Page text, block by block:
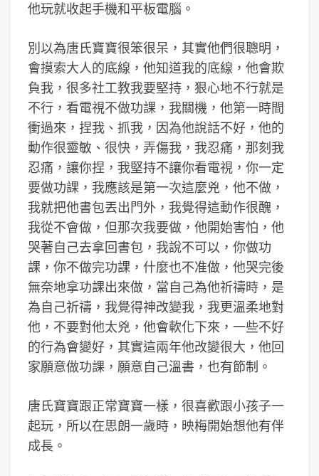
他玩就收起手機和平板電腦。
別以為唐氏寶寶很笨很呆，其實他們很聰明，
會摸索大人的底線，他知道我的底線，他會欺
負我，很多社工教我要堅持，狠心地不行就是
不行，看電視不做功課，我關機，他第一時間
衝過來，捏我、抓我，因為他說話不好，他的
動作很靈敏、很快，弄傷我，我忍痛，那刻我
忍痛，讓你捏，我堅持不讓你看電視，你一定
要做功課，我應該是第一次這麼兇，他不做，
我就把他書包丟出門外，我覺得這動作很醜，
我從不會做，但那次我要做，他開始害怕，他
哭著自己去拿回書包，我說不可以，你做功
課，你不做完功課，什麼也不准做，他哭完後
無奈地拿功課出來做，當自己為他祈禱時，是
為自己祈禱，我覺得神改變我，我更溫柔地對
他，不要對他太兇，他會軟化下來，一些不好
的行為會變好，其實這兩年他改變很大，他回
家願意做功課，願意自己溫書，也有節制。
唐氏寶寶跟正常寶寶一樣，很喜歡跟小孩子一
起玩，所以在思朗一歲時，映梅開始想他有伴
成長。